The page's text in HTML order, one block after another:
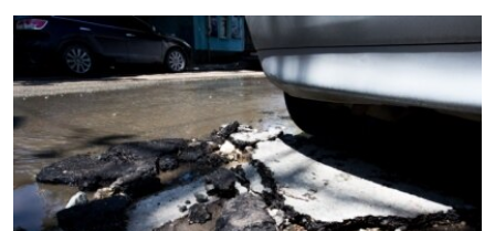
до
пошуку
ІНТЕРВ'Ю
ВСЕ ЗА ДЕНЬ
СПЕЦПРОЕКТИ
ДЕПОРТАЦІЯ
ВІДЕОУРОКИ «ELIFBE»
ЯК ОБІЙТИ БЛОКУВАННЯ
Русский